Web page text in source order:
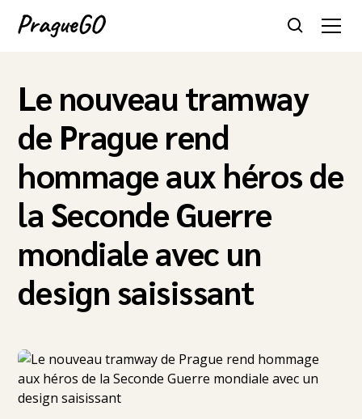
Le nouveau tramway
de Prague rend
hommage aux héros de
la Seconde Guerre
mondiale avec un
design saisissant